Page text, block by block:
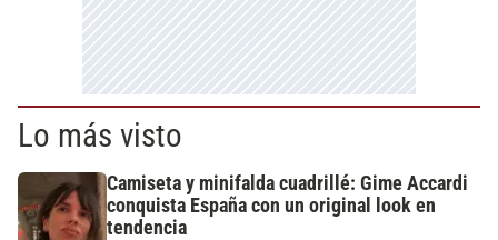
Lo más visto
Camiseta y minifalda cuadrillé: Gime Accardi
conquista España con un original look en
tendencia